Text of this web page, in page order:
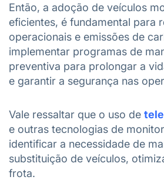
Então, a adoção de veículos
eficientes, é fundamental para
operacionais e emissões de
implementar programas de
preventiva para prolongar a
e garantir a segurança nas
Vale ressaltar que o uso de
e outras tecnologias de
identificar a necessidade de
substituição de veículos,
frota.